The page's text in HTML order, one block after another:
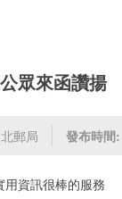
眾來函讚揚
郵局 發布時間:
資訊很棒的服務